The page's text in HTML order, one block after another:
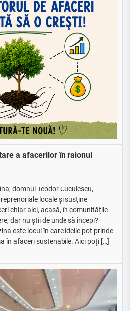
a afacerilor în raionul
domnul Teodor Cuculescu,
locale și susține
chiar aici, acasă, în comunitățile
dar nu știi de unde să începi?
este locul în care ideile pot prinde
în afaceri sustenabile. Aici poți […]